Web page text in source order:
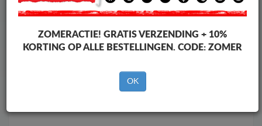
Motor Beschermplaat
Navara
Merken
Merken
Terug naar de catalogus
ZOMERACTIE! GRATIS VERZENDING + 10%
KORTING OP ALLE BESTELLINGEN. CODE: ZOMER
OK